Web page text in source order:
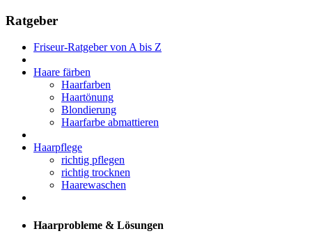
Ratgeber
Friseur-Ratgeber von A bis Z
Haare färben
Haarfarben
Haartönung
Blondierung
Haarfarbe abmattieren
Haarpflege
richtig pflegen
richtig trocknen
Haarewaschen
Haarprobleme & Lösungen